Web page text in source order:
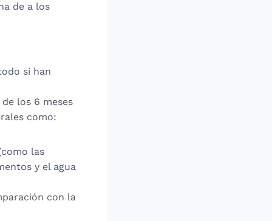
de a los
si han
los 6 meses
como:
las
y el agua
con la